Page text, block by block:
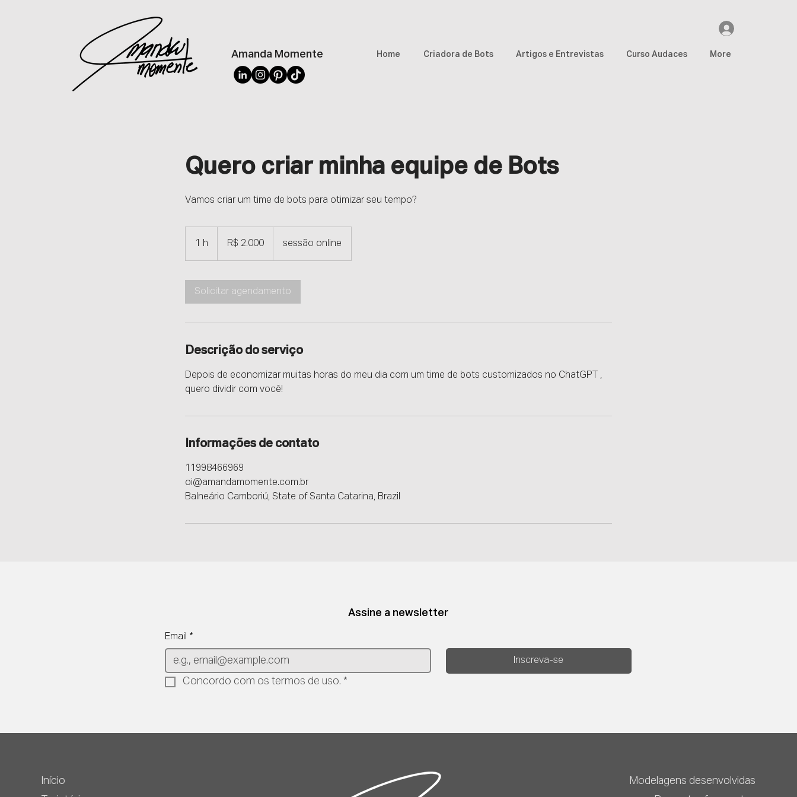
Amanda Momente Home Criadora de Bots Artigos e Entrevistas Curso Audaces More
Quero criar minha equipe de Bots
Vamos criar um time de bots para otimizar seu tempo?
1 h
brasileiros
R$ 2.000 sessão online
Solicitar agendamento
Descrição do serviço
Depois de economizar muitas horas do meu dia com um time de bots customizados no ChatGPT ,
quero dividir com você!
Informações de contato
11998466969
oi@amandamomente.com.br
Balneário Camboriú, State of Santa Catarina, Brazil
Assine a newsletter
Email *
Inscreva-se
Concordo com os termos de uso. *
Início
Modelagens desenvolvidas